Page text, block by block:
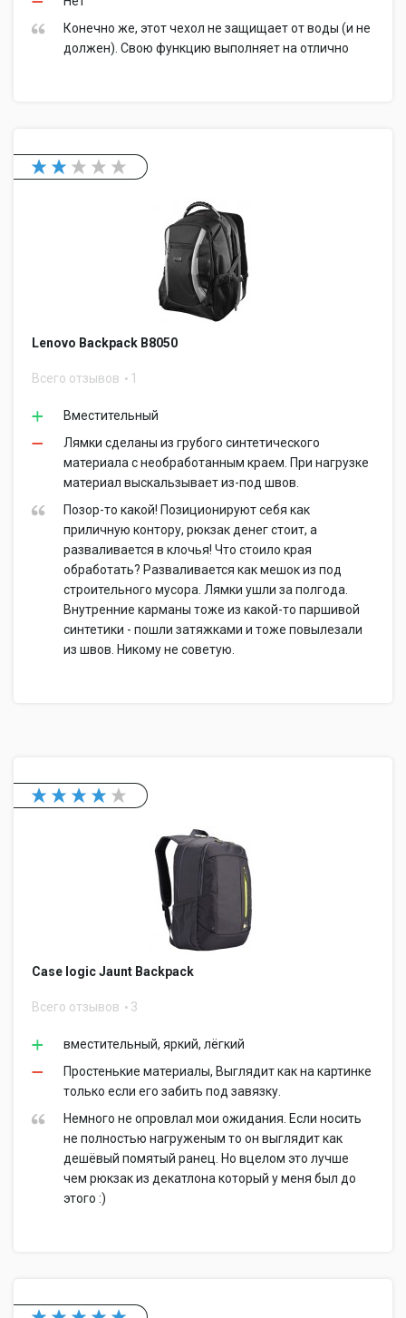
Конечно же, этот чехол не защищает от воды (и не
должен). Свою функцию выполняет на отлично
Lenovo Backpack B8050
Всего отзывов 1
Вместительный
Лямки сделаны из грубого синтетического
материала с необработанным краем. При нагрузке
материал выскальзывает из-под швов.
Позор-то какой! Позиционируют себя как
приличную контору, рюкзак денег стоит, а
разваливается в клочья! Что стоило края
обработать? Разваливается как мешок из под
строительного мусора. Лямки ушли за полгода.
Внутренние карманы тоже из какой-то паршивой
синтетики - пошли затяжками и тоже повылезали
из швов. Никому не советую.
Case logic Jaunt Backpack
Всего отзывов 3
вместительный, яркий, лёгкий
Простенькие материалы, Выглядит как на картинке
только если его забить под завязку.
Немного не опровлал мои ожидания. Если носить
не полностью нагруженым то он выглядит как
дешёвый помятый ранец. Но вцелом это лучше
чем рюкзак из декатлона который у меня был до
этого :)